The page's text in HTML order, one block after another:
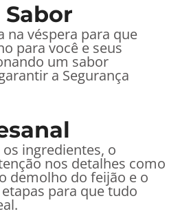
na véspera para que
para você e seus
um sabor
a Segurança
ingredientes, o
nos detalhes como
demolho do feijão e o
para que tudo